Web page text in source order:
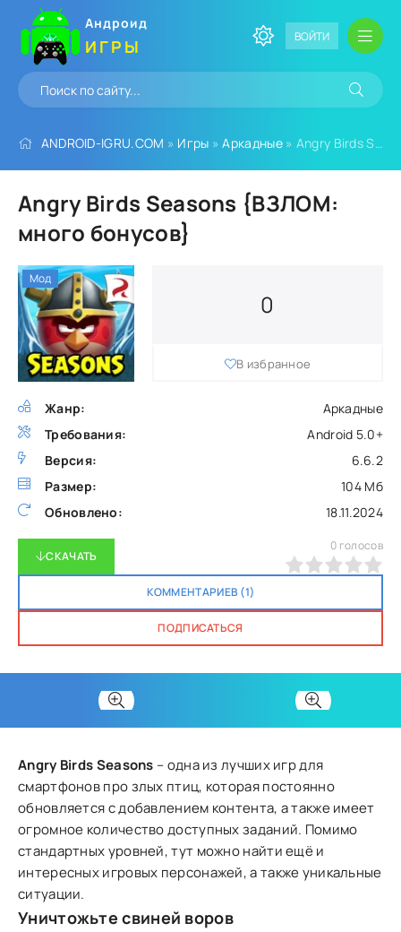
Андроид
ИГРЫ ВОЙТИ
ANDROID-IGRU.COM » Игры »Аркадные» Angry Birds Seasons {ВЗЛОМ: много бонусов}
Angry Birds Seasons {ВЗЛОМ:
много бонусов}
Жанр:
Аркадные
Требования:
Android 5.0+
Версия:
6.6.2
Размер:
104 Мб
Обновлено:
18.11.2024
0
В избранное
СКАЧАТЬ
КОММЕНТАРИЕВ (1)
ПОДПИСАТЬСЯ
0 голосов
Мод
Angry Birds Seasons – одна из лучших игр для
смартфонов про злых птиц, которая постоянно
обновляется с добавлением контента, а также имеет
огромное количество доступных заданий. Помимо
стандартных уровней, тут можно найти ещё и
интересных игровых персонажей, а также уникальные
ситуации.
Уничтожьте свиней воров